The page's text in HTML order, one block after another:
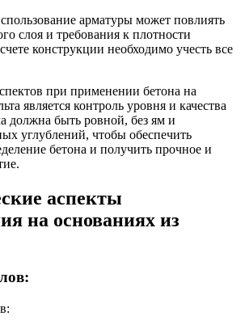
арматуры может повлиять
слоя и требования к плотности
конструкции необходимо учесть все
при применении бетона на
является контроль уровня и качества
должна быть ровной, без ям и
углублений, чтобы обеспечить
бетона и получить прочное и
аспекты
на основаниях из